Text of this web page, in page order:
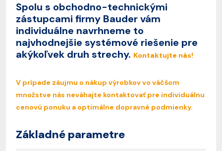
Spolu s obchodno-technickými
zástupcami firmy Bauder vám
individuálne navrhneme to
najvhodnejšie systémové riešenie pre
akýkoľvek druh strechy. Kontaktujte nás!
V prípade záujmu o nákup výrobkov vo väčšom
množstve nás neváhajte kontaktovať pre individuálnu
cenovú ponuku a optimálne dopravné podmienky.
Základné parametre